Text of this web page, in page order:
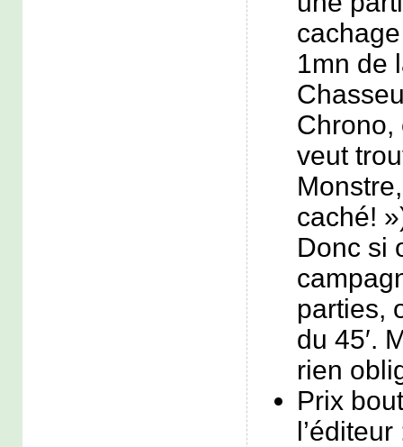
1mn de
Chrono,
veut
caché!
Donc si
parties,
du 45′.
rien
Prix